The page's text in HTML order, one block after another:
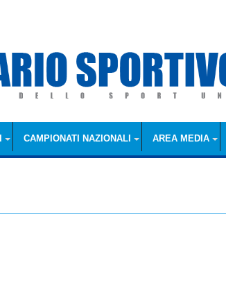
CAMPIONATI NAZIONALI AREA MEDIA